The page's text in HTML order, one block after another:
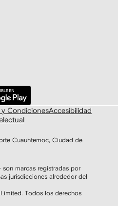
y CondicionesAccesibilidad
Cuauhtemoc, Ciudad de
son marcas registradas por
jurisdicciones alrededor del
Limited. Todos los derechos